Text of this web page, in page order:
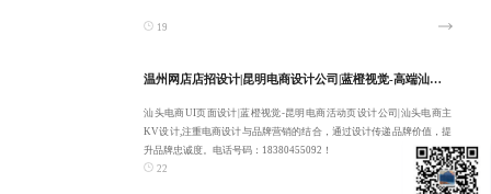
19
温州网店店招设计|昆明电商设计公司|蓝橙视觉-高端汕头电商UI页面设计|昆明电商活动页设计公司-服务全国客户
汕头电商UI页面设计|蓝橙视觉-昆明电商活动页设计公司|汕头电商主
KV设计,注重电商设计与品牌营销的结合，通过设计传递品牌价值，提
升品牌忠诚度。电话号码：18380455092！
22